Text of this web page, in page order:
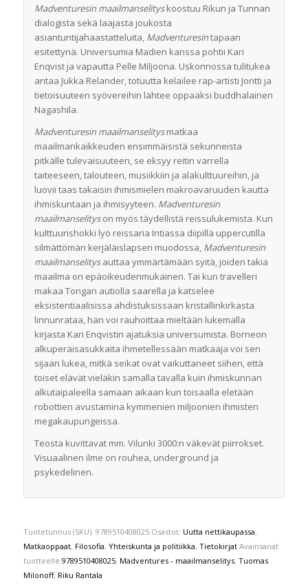
Madventuresin maailmanselityskoostuu Rikun ja Tunnan
dialogista sekä laajasta joukosta
asiantuntijahaastatteluita, Madventuresintapaan
esitettynä. Universumia Madien kanssa pohtii Kari
Enqvist ja vapautta Pelle Miljoona. Uskonnossa tulitukea
antaa Jukka Relander, totuutta kelailee rap-artisti Jontti ja
tietoisuuteen syövereihin lähtee oppaaksi buddhalainen
Nagashila.
Madventuresin maailmanselitysmatkaa
maailmankaikkeuden ensimmäisistä sekunneista
pitkälle tulevaisuuteen, se eksyy reitin varrella
taiteeseen, talouteen, musiikkiin ja alakulttuureihin, ja
luovii taas takaisin ihmismielen makroavaruuden kautta
ihmiskuntaan ja ihmisyyteen. Madventuresin
maailmanselityson myös täydellistä reissulukemista. Kun
kulttuurishokki lyö reissaria Intiassa diipillä uppercutilla
silmättömän kerjäläislapsen muodossa, Madventuresin
maailmanselitysauttaa ymmärtämään syitä, joiden takia
maailma on epäoikeudenmukainen. Tai kun travelleri
makaa Tongan autiolla saarella ja katselee
eksistentiaalisissa ahdistuksissaan kristallinkirkasta
linnunrataa, hän voi rauhoittaa mieltään lukemalla
kirjasta Kari Enqvistin ajatuksia universumista. Borneon
alkuperäisasukkaita ihmetellessään matkaaja voi sen
sijaan lukea, mitkä seikat ovat vaikuttaneet siihen, että
toiset elävät vieläkin samalla tavalla kuin ihmiskunnan
alkutaipaleella samaan aikaan kun toisaalla eletään
robottien avustamina kymmenien miljoonien ihmisten
megakaupungeissa.
Teosta kuvittavat mm. Vilunki 3000:n väkevät piirrokset.
Visuaalinen ilme on rouhea, underground ja
psykedelinen.
Tuotetunnus (SKU): 9789510408025 Osastot: Uutta nettikaupassa,
Matkaoppaat, Filosofia, Yhteiskunta ja politiikka, Tietokirjat Avainsanat
tuotteelle 9789510408025, Madventures - maailmanselitys, Tuomas
Milonoff, Riku Rantala